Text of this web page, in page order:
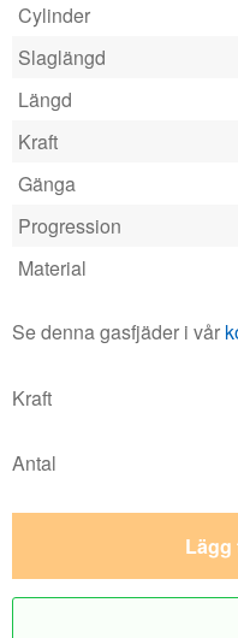
Cylinder
Slaglängd
Längd
Kraft
Gänga
Progression
Material
Se denna gasfjäder i vår
Kraft
Antal
Lägg